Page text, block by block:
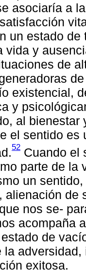
asociaría a
un estado
vida y
de
existencial,
y
al
el sentido es
52 Cuando el
parte de la
un
alienación de
nos se-
acompaña
de
la
exitosa.